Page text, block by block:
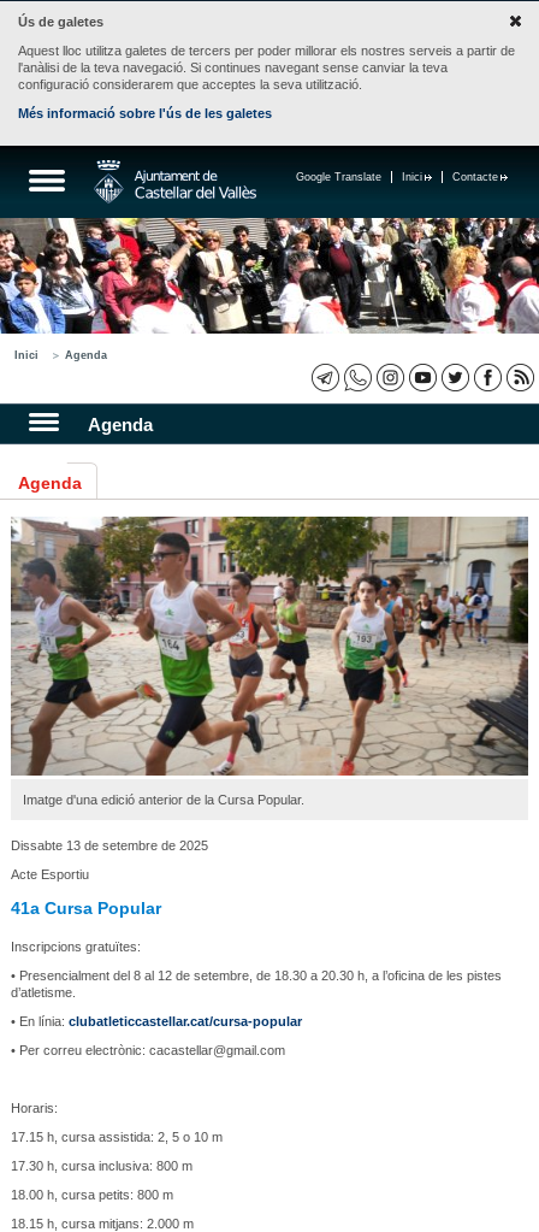
Ús de galetes
Aquest lloc utilitza galetes de tercers per poder millorar els nostres serveis a partir de
l'anàlisi de la teva navegació. Si continues navegant sense canviar la teva
configuració considerarem que acceptes la seva utilització.
Més informació sobre l'ús de les galetes
Contacte
Inici
Google Translate
Inici Agenda
Agenda
Agenda
Imatge d'una edició anterior de la Cursa Popular.
Dissabte 13 de setembre de 2025
Acte Esportiu
41a Cursa Popular
Inscripcions gratuïtes:
• Presencialment del 8 al 12 de setembre, de 18.30 a 20.30 h, a l’oficina de les pistes
d’atletisme.
• En línia: clubatleticcastellar.cat/cursa-popular
• Per correu electrònic: cacastellar@gmail.com
Horaris:
17.15 h, cursa assistida: 2, 5 o 10 m
17.30 h, cursa inclusiva: 800 m
18.00 h, cursa petits: 800 m
18.15 h, cursa mitjans: 2.000 m